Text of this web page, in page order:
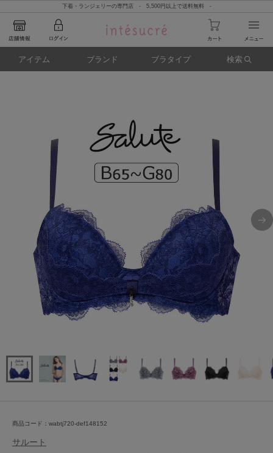
下着・ランジェリーの専門店 - 5,500円以上で送料無料 -
アイテム ブランド ブラタイプ 検索
商品コード：wabtj720-def148152
サルート